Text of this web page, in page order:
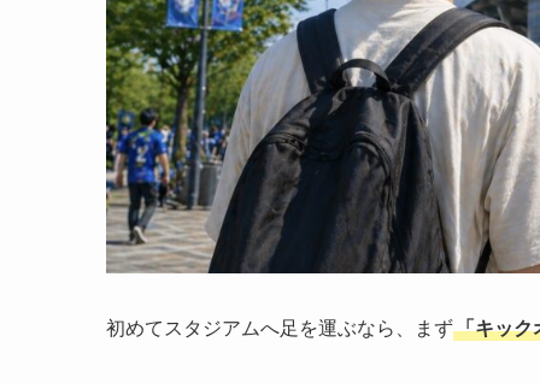
初めてスタジアムへ足を運ぶなら、まず「キック